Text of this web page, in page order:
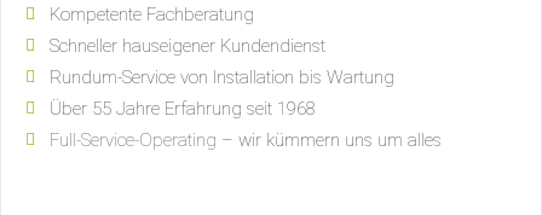
Kompetente Fachberatung
Schneller hauseigener Kundendienst
Rundum-Service von Installation bis Wartung
Über 55 Jahre Erfahrung seit 1968
Full-Service-Operating – wir kümmern uns um alles